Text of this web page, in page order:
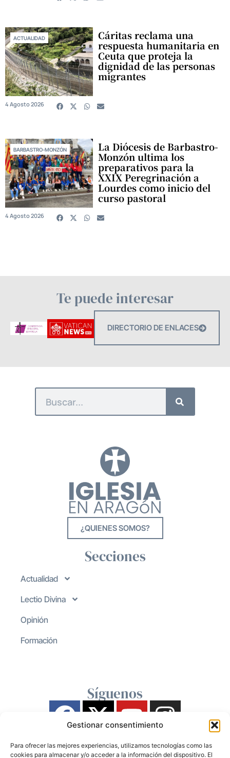
Gestionar consentimiento
Para ofrecer las mejores experiencias, utilizamos tecnologías como las
cookies para almacenar y/o acceder a la información del dispositivo. El
ACTUALIDAD Cáritas reclama una
respuesta humanitaria en
Ceuta que proteja la
dignidad de las personas
migrantes
4 Agosto 2026
BARBASTRO-MONZÓN La Diócesis de Barbastro-
Monzón ultima los
preparativos para la
XXIX Peregrinación a
Lourdes como inicio del
curso pastoral
4 Agosto 2026
Te puede interesar
DIRECTORIO DE ENLACES
¿QUIENES SOMOS?
Secciones
Actualidad
Lectio Divina
Opinión
Formación
Síguenos